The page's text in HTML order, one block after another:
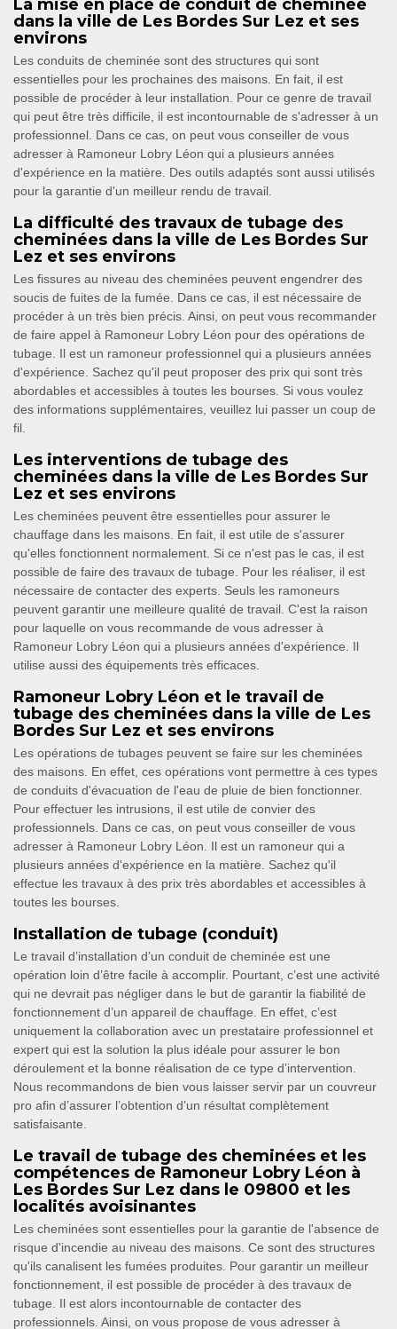
La mise en place de conduit de cheminée
dans la ville de Les Bordes Sur Lez et ses
environs
Les conduits de cheminée sont des structures qui sont
essentielles pour les prochaines des maisons. En fait, il est
possible de procéder à leur installation. Pour ce genre de travail
qui peut être très difficile, il est incontournable de s'adresser à un
professionnel. Dans ce cas, on peut vous conseiller de vous
adresser à Ramoneur Lobry Léon qui a plusieurs années
d'expérience en la matière. Des outils adaptés sont aussi utilisés
pour la garantie d'un meilleur rendu de travail.
La difficulté des travaux de tubage des
cheminées dans la ville de Les Bordes Sur
Lez et ses environs
Les fissures au niveau des cheminées peuvent engendrer des
soucis de fuites de la fumée. Dans ce cas, il est nécessaire de
procéder à un très bien précis. Ainsi, on peut vous recommander
de faire appel à Ramoneur Lobry Léon pour des opérations de
tubage. Il est un ramoneur professionnel qui a plusieurs années
d'expérience. Sachez qu'il peut proposer des prix qui sont très
abordables et accessibles à toutes les bourses. Si vous voulez
des informations supplémentaires, veuillez lui passer un coup de
fil.
Les interventions de tubage des
cheminées dans la ville de Les Bordes Sur
Lez et ses environs
Les cheminées peuvent être essentielles pour assurer le
chauffage dans les maisons. En fait, il est utile de s'assurer
qu'elles fonctionnent normalement. Si ce n'est pas le cas, il est
possible de faire des travaux de tubage. Pour les réaliser, il est
nécessaire de contacter des experts. Seuls les ramoneurs
peuvent garantir une meilleure qualité de travail. C'est la raison
pour laquelle on vous recommande de vous adresser à
Ramoneur Lobry Léon qui a plusieurs années d'expérience. Il
utilise aussi des équipements très efficaces.
Ramoneur Lobry Léon et le travail de
tubage des cheminées dans la ville de Les
Bordes Sur Lez et ses environs
Les opérations de tubages peuvent se faire sur les cheminées
des maisons. En effet, ces opérations vont permettre à ces types
de conduits d'évacuation de l'eau de pluie de bien fonctionner.
Pour effectuer les intrusions, il est utile de convier des
professionnels. Dans ce cas, on peut vous conseiller de vous
adresser à Ramoneur Lobry Léon. Il est un ramoneur qui a
plusieurs années d'expérience en la matière. Sachez qu'il
effectue les travaux à des prix très abordables et accessibles à
toutes les bourses.
Installation de tubage (conduit)
Le travail d’installation d’un conduit de cheminée est une
opération loin d’être facile à accomplir. Pourtant, c’est une activité
qui ne devrait pas négliger dans le but de garantir la fiabilité de
fonctionnement d’un appareil de chauffage. En effet, c’est
uniquement la collaboration avec un prestataire professionnel et
expert qui est la solution la plus idéale pour assurer le bon
déroulement et la bonne réalisation de ce type d’intervention.
Nous recommandons de bien vous laisser servir par un couvreur
pro afin d’assurer l’obtention d’un résultat complètement
satisfaisante.
Le travail de tubage des cheminées et les
compétences de Ramoneur Lobry Léon à
Les Bordes Sur Lez dans le 09800 et les
localités avoisinantes
Les cheminées sont essentielles pour la garantie de l'absence de
risque d'incendie au niveau des maisons. Ce sont des structures
qu'ils canalisent les fumées produites. Pour garantir un meilleur
fonctionnement, il est possible de procéder à des travaux de
tubage. Il est alors incontournable de contacter des
professionnels. Ainsi, on vous propose de vous adresser à